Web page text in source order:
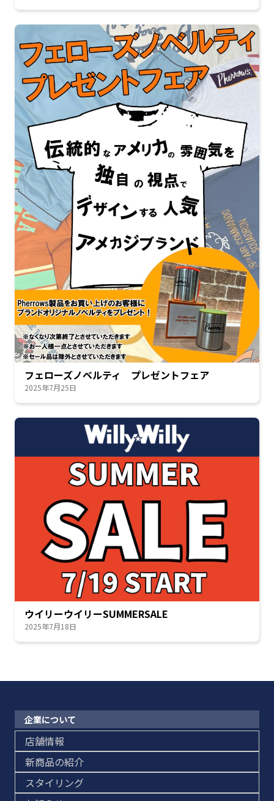
フェローズノベルティ プレゼントフェア
2025年7月25日
ウイリーウイリーSUMMERSALE
2025年7月18日
企業について
店舗情報
新商品の紹介
スタイリング